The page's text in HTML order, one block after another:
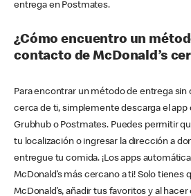
entrega en Postmates.
¿Cómo encuentro un
contacto de McDonald’s
Para encontrar un método de entrega sin
cerca de ti, simplemente descarga el app
Grubhub o Postmates. Puedes permitir
tu localización o ingresar la dirección a
entregue tu comida. ¡Los apps
McDonald’s más cercano a ti! Solo tienes
McDonald’s, añadir tus favoritos y al